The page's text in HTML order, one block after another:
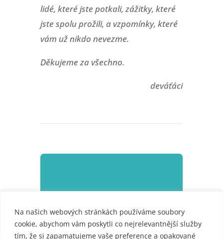
Na našich webových stránkách používáme soubory
cookie, abychom vám poskytli co nejrelevantnější služby
tím, že si zapamatujeme vaše preference a opakované
lidé, které jste potkali, zážitky, které
jste spolu prožili, a vzpomínky, které
vám už nikdo nevezme.
Děkujeme za všechno.
deváťáci
Loučení s deváťáky